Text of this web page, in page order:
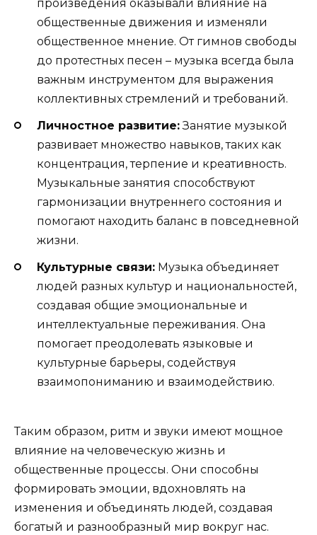
произведения оказывали влияние на
общественные движения и изменяли
общественное мнение. От гимнов свободы
до протестных песен – музыка всегда была
важным инструментом для выражения
коллективных стремлений и требований.
Личностное развитие:Занятие музыкой
развивает множество навыков, таких как
концентрация, терпение и креативность.
Музыкальные занятия способствуют
гармонизации внутреннего состояния и
помогают находить баланс в повседневной
жизни.
Культурные связи: Музыка объединяет
людей разных культур и национальностей,
создавая общие эмоциональные и
интеллектуальные переживания. Она
помогает преодолевать языковые и
культурные барьеры, содействуя
взаимопониманию и взаимодействию.
Таким образом, ритм и звуки имеют мощное
влияние на человеческую жизнь и
общественные процессы. Они способны
формировать эмоции, вдохновлять на
изменения и объединять людей, создавая
богатый и разнообразный мир вокруг нас.